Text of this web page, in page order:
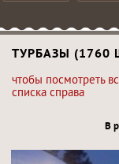
ТУРБАЗЫ (1760
чтобы посмотреть
списка справа
В